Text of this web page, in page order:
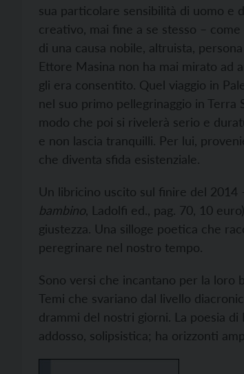
sua particolare sensibilità di uomo e
creativo, mai fine a se stesso –
di una causa nobile, altruista,
Ettore Masina non ha mai mirato ad
gli era consentito. Quel viaggio in
nel suo primo pellegrinaggio in Terra
modo che poi si rivelerà serio e
e non lascia tranquilli. Per lui,
che diventa sfida esistenziale.
Un libricino uscito sul finire del 2014
bambino , Ladolfi ed., pag. 70, 10
giustezza. Una silloge poetica che
peregrinare nel nostro tempo.
Sono versi che incantano per la loro
Temi che svariano dal livello
drammi del nostri giorni. La poesia
addosso, solipsistica; ha orizzonti